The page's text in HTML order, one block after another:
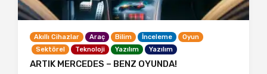
Akıllı Cihazlar Araç Bilim İnceleme
Oyun
Sektörel
Teknoloji Yazılım Yazılım
ARTIK MERCEDES – BENZ OYUNDA!